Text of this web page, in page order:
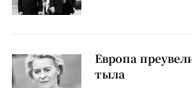
Европа
тыла